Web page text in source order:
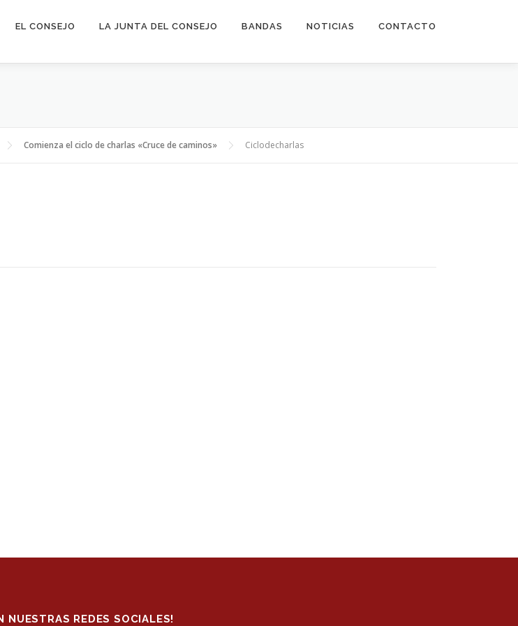
EL CONSEJO LA JUNTA DEL CONSEJO BANDAS NOTICIAS CONTACTO
Comienza el ciclo de charlas «Cruce de caminos» Ciclodecharlas
NUESTRAS REDES SOCIALES!